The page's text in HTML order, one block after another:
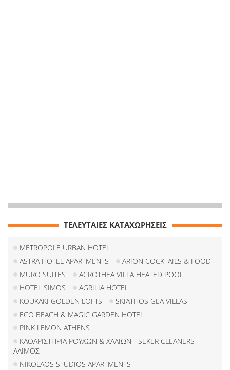
ΤΕΛΕΥΤΑΙΕΣ ΚΑΤΑΧΩΡΗΣΕΙΣ
METROPOLE URBAN HOTEL
ASTRA HOTEL APARTMENTS
ARION COCKTAILS & FOOD
MURO SUITES
ACROTHEA VILLA HEATED POOL
HOTEL SIMOS
AGRILIA HOTEL
KOUKAKI GOLDEN LOFTS
SKIATHOS GEA VILLAS
ECO BEACH & MAGIC GARDEN HOTEL
PINK LEMON ATHENS
ΚΑΘΑΡΙΣΤΗΡΙΑ ΡΟΥΧΩΝ & ΧΑΛΙΩΝ - SEKER CLEANERS -
ΑΛΙΜΟΣ
NIKOLAOS STUDIOS APARTMENTS